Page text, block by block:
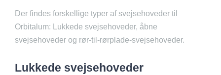
Der findes forskellige typer af svejsehoveder til
Orbitalum: L ukkede svejsehoveder, åbne
svejsehoveder og rør-til-rørplade-svejsehoveder.
Lukkede svejsehoveder